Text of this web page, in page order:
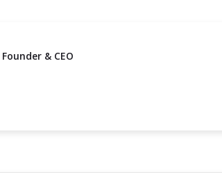
Founder & CEO